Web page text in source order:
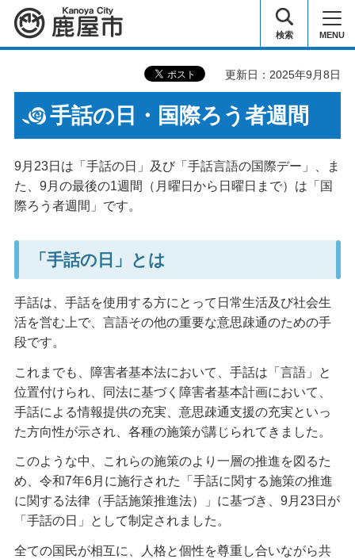
鹿屋市 検索 MENU
更新日：2025年9月8日
手話の日・国際ろう者週間
9月23日は「手話の日」及び「手話言語の国際デー」、ま
た、9月の最後の1週間（月曜日から日曜日まで）は「国
際ろう者週間」です。
「手話の日」とは
手話は、手話を使用する方にとって日常生活及び社会生
活を営む上で、言語その他の重要な意思疎通のための手
段です。
これまでも、障害者基本法において、手話は「言語」と
位置付けられ、同法に基づく障害者基本計画において、
手話による情報提供の充実、意思疎通支援の充実といっ
た方向性が示され、各種の施策が講じられてきました。
このような中、これらの施策のより一層の推進を図るた
め、令和7年6月に施行された「手話に関する施策の推進
に関する法律（手話施策推進法）」に基づき、9月23日が
「手話の日」として制定されました。
全ての国民が相互に、人格と個性を尊重し合いながら共